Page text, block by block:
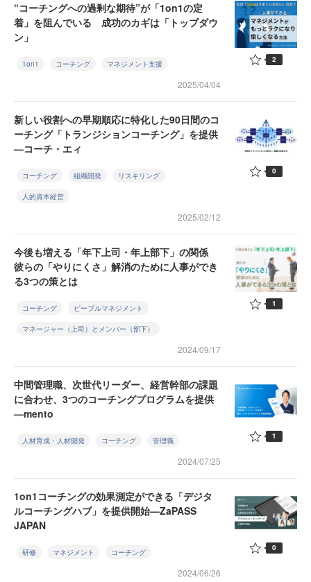
“コーチングへの過剰な期待”が「1on1の定
着」を阻んでいる 成功のカギは「トップダウ
ン」
1on1 コーチング マネジメント支援
2025/04/04
2
新しい役割への早期順応に特化した90日間のコ
ーチング「トランジションコーチング」を提供
—コーチ・エィ
コーチング 組織開発 リスキリング
人的資本経営
2025/02/12
0
今後も増える「年下上司・年上部下」の関係
彼らの「やりにくさ」解消のために人事ができ
る3つの策とは
コーチング ピープルマネジメント
マネージャー（上司）とメンバー（部下）
2024/09/17
1
中間管理職、次世代リーダー、経営幹部の課題
に合わせ、3つのコーチングプログラムを提供
—mento
人材育成・人材開発 コーチング 管理職
2024/07/25
1
1on1コーチングの効果測定ができる「デジタ
ルコーチングハブ」を提供開始—ZaPASS
JAPAN
研修 マネジメント コーチング
2024/06/26
0